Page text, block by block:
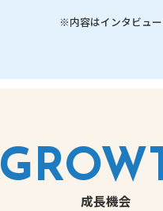
※内容はインタビュー
成長機会